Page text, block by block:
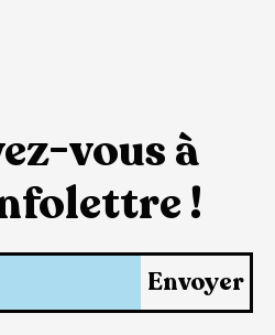
vous à
!
Envoyer